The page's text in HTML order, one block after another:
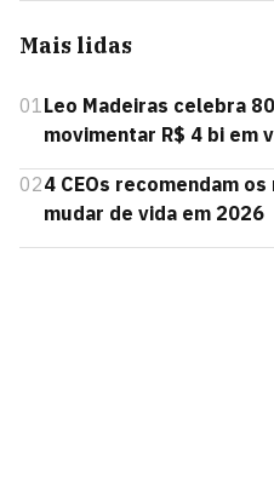
Mais lidas
01Leo Madeiras celebra
movimentar R$ 4 bi em
024 CEOs recomendam
mudar de vida em 2026